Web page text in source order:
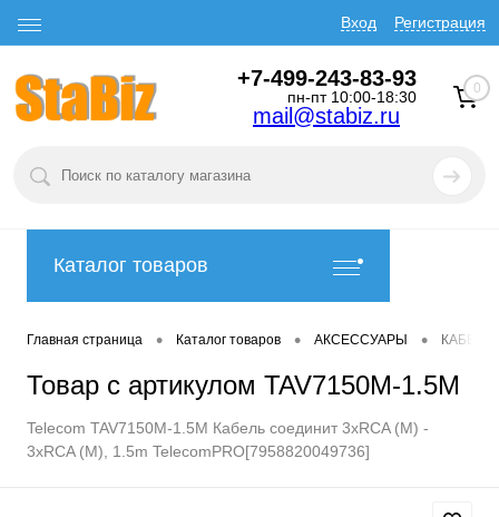
Вход Регистрация
+7-499-243-83-93
пн-пт 10:00-18:30
mail@stabiz.ru
0
Каталог товаров
Главная страница • Каталог товаров • АКСЕССУАРЫ •
Товар с артикулом TAV7150M-1.5M
Telecom TAV7150M-1.5M Кабель соединит 3xRCA (M) -
3xRCA (M), 1.5m TelecomPRO[7958820049736]